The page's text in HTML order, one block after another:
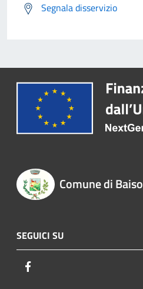
Segnala disservizio
Comune di Baiso
SEGUICI SU